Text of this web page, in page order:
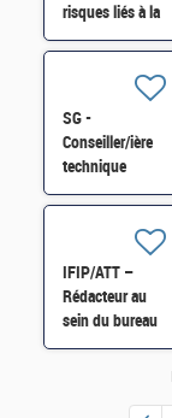
risques liés à la
radioactivité de
SG -
Conseiller/ière
technique
régional(e)
Aquitaine H/F
IFIP/ATT –
Rédacteur au
sein du bureau
animation de la